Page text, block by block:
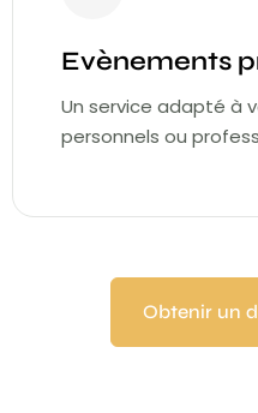
Evènements
Un service adapté à
personnels ou
Obtenir un